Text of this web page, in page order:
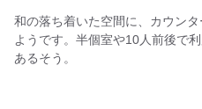
和の落ち着いた空間に、カウン
ようです。半個室や10人前後で
あるそう。